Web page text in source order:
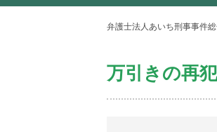
弁護士法人あいち刑事事件
万引きの再